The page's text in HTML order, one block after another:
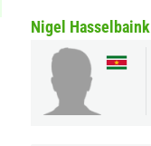
Nigel Hasselbaink